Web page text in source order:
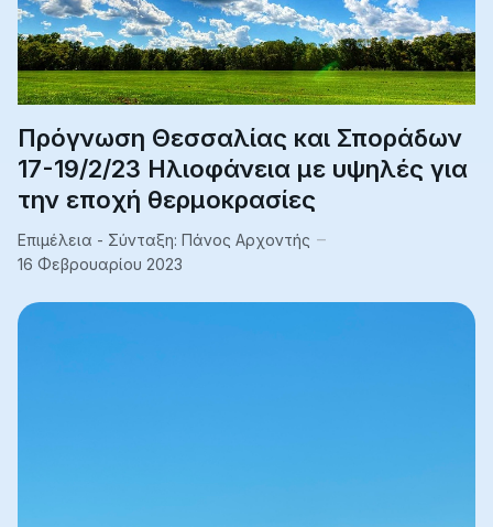
Πρόγνωση Θεσσαλίας και Σποράδων
17-19/2/23 Ηλιοφάνεια με υψηλές για
την εποχή θερμοκρασίες
Επιμέλεια - Σύνταξη: Πάνος Αρχοντής
16 Φεβρουαρίου 2023